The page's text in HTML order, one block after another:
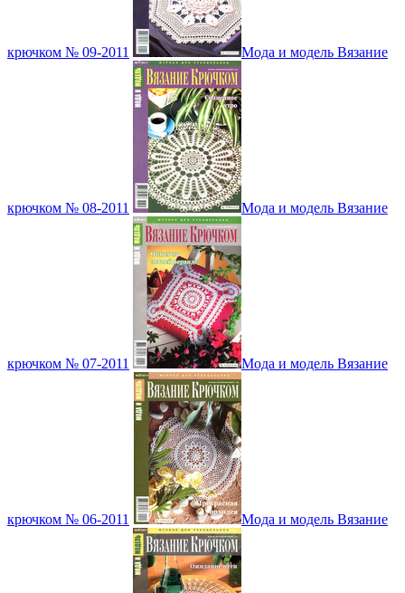
крючком № 09-2011 Мода и модель Вязание
крючком № 08-2011 Мода и модель Вязание
крючком № 07-2011 Мода и модель Вязание
крючком № 06-2011 Мода и модель Вязание